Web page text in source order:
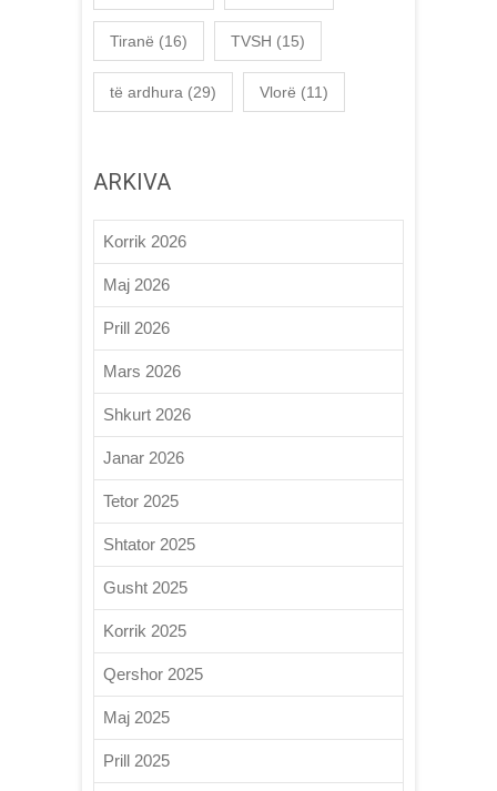
Tiranë (16) TVSH (15)
të ardhura (29) Vlorë (11)
ARKIVA
Korrik 2026
Maj 2026
Prill 2026
Mars 2026
Shkurt 2026
Janar 2026
Tetor 2025
Shtator 2025
Gusht 2025
Korrik 2025
Qershor 2025
Maj 2025
Prill 2025